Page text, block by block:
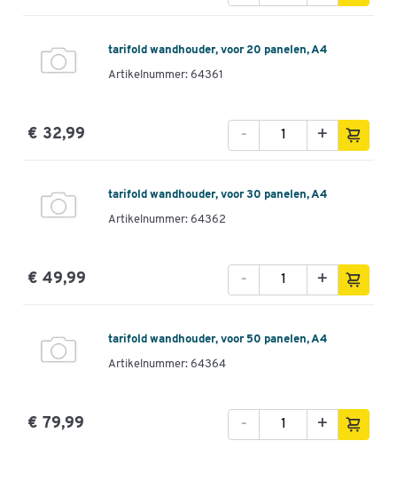
tarifold wandhouder, voor 20 panelen, A4
Artikelnummer: 64361
€ 32,99 +
-
tarifold wandhouder, voor 30 panelen, A4
Artikelnummer: 64362
€ 49,99 +
-
tarifold wandhouder, voor 50 panelen, A4
Artikelnummer: 64364
€ 79,99 +
-